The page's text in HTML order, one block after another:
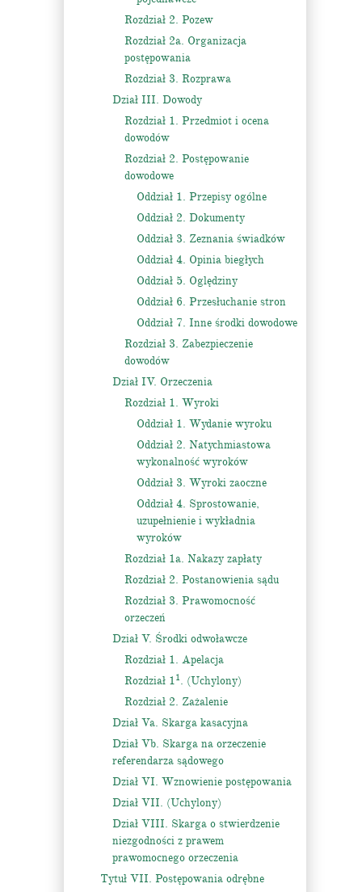
Rozdział 2. Pozew
Rozdział 2a. Organizacja
postępowania
Rozdział 3. Rozprawa
Dział III. Dowody
Rozdział 1. Przedmiot i ocena
dowodów
Rozdział 2. Postępowanie
dowodowe
Oddział 1. Przepisy ogólne
Oddział 2. Dokumenty
Oddział 3. Zeznania świadków
Oddział 4. Opinia biegłych
Oddział 5. Oględziny
Oddział 6. Przesłuchanie stron
Oddział 7. Inne środki dowodowe
Rozdział 3. Zabezpieczenie
dowodów
Dział IV. Orzeczenia
Rozdział 1. Wyroki
Oddział 1. Wydanie wyroku
Oddział 2. Natychmiastowa
wykonalność wyroków
Oddział 3. Wyroki zaoczne
Oddział 4. Sprostowanie,
uzupełnienie i wykładnia
wyroków
Rozdział 1a. Nakazy zapłaty
Rozdział 2. Postanowienia sądu
Rozdział 3. Prawomocność
orzeczeń
Dział V. Środki odwoławcze
Rozdział 1. Apelacja
Rozdział 11. (Uchylony)
Rozdział 2. Zażalenie
Dział Va. Skarga kasacyjna
Dział Vb. Skarga na orzeczenie
referendarza sądowego
Dział VI. Wznowienie postępowania
Dział VII. (Uchylony)
Dział VIII. Skarga o stwierdzenie
niezgodności z prawem
prawomocnego orzeczenia
Tytuł VII. Postępowania odrębne